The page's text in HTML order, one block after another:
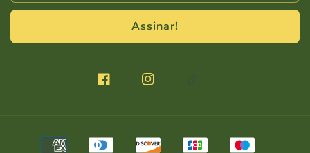
Assinar!
FacebookInstagram
Formas